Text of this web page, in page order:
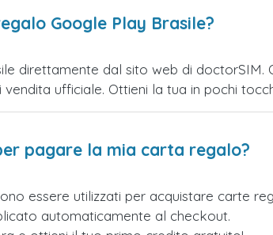
Google Play Brasile?
direttamente dal sito web di
ufficiale. Ottieni la tua in pochi
pagare la mia carta regalo?
essere utilizzati per acquistare carte
automaticamente al checkout.